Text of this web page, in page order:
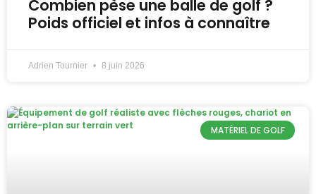
Combien pèse une balle de golf ?
Poids officiel et infos à connaître
Adrien Tournier 8 juin 2026
MATÉRIEL DE GOLF